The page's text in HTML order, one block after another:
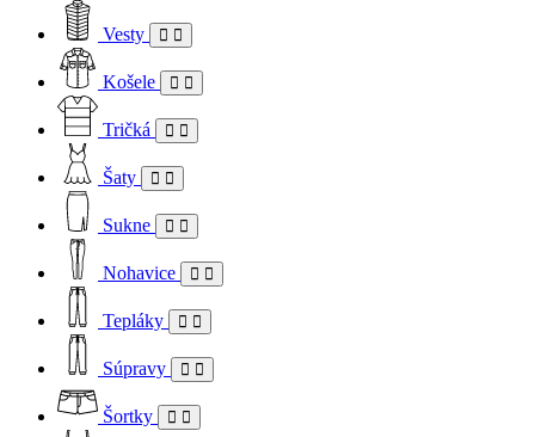
Vesty
Košele
Tričká
Šaty
Sukne
Nohavice
Tepláky
Súpravy
Šortky